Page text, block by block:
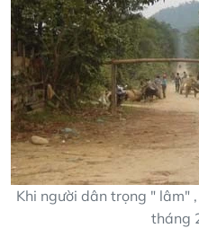
Khi người dân trọng " lâm"
tháng